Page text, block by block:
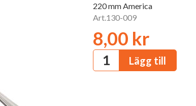
220 mm America
Art.130-009
8,00 kr